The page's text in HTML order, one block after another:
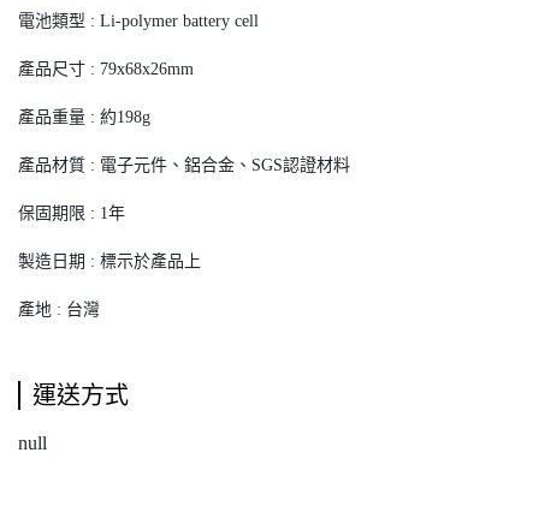
電池類型 : Li-polymer battery cell
產品尺寸 : 79x68x26mm
產品重量 : 約198g
產品材質 : 電子元件、鋁合金、SGS認證材料
保固期限 : 1年
製造日期 : 標示於產品上
產地 : 台灣
運送方式
null